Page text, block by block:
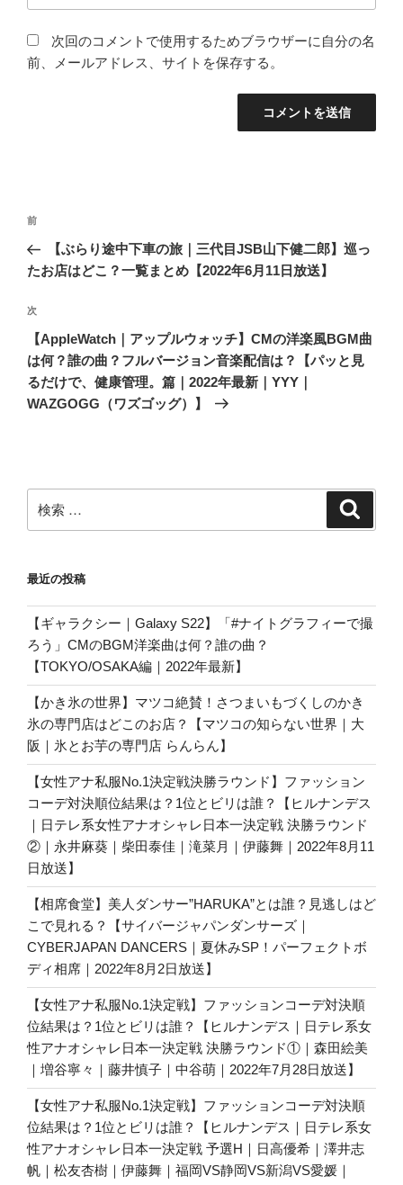
次回のコメントで使用するためブラウザーに自分の名
前、メールアドレス、サイトを保存する。
投
ナ
ゲ
ー
シ
ョ
ン
過
去
の
稿
前
【ぶらり途中下車の旅｜三代目JSB山下健二郎】巡っ
たお店はどこ？一覧まとめ【2022年6月11日放送】
次
の
投
稿
次
【AppleWatch｜アップルウォッチ】CMの洋楽風BGM曲
は何？誰の曲？フルバージョン音楽配信は？【パッと見
るだけで、健康管理。篇｜2022年最新｜YYY｜
WAZGOGG（ワズゴッグ）】
索:
最近の投稿
【ギャラクシー｜Galaxy S22】「#ナイトグラフィーで撮
ろう」CMのBGM洋楽曲は何？誰の曲？
【TOKYO/OSAKA編｜2022年最新】
【かき氷の世界】マツコ絶賛！さつまいもづくしのかき
氷の専門店はどこのお店？【マツコの知らない世界｜大
阪｜氷とお芋の専門店 らんらん】
【女性アナ私服No.1決定戦決勝ラウンド】ファッション
コーデ対決順位結果は？1位とビリは誰？【ヒルナンデス
｜日テレ系女性アナオシャレ日本一決定戦 決勝ラウンド
②｜永井麻葵｜柴田泰佳｜滝菜月｜伊藤舞｜2022年8月11
日放送】
【相席食堂】美人ダンサー”HARUKA”とは誰？見逃しはど
こで見れる？【サイバージャパンダンサーズ｜
CYBERJAPAN DANCERS｜夏休みSP！パーフェクトボ
ディ相席｜2022年8月2日放送】
【女性アナ私服No.1決定戦】ファッションコーデ対決順
位結果は？1位とビリは誰？【ヒルナンデス｜日テレ系女
性アナオシャレ日本一決定戦 決勝ラウンド①｜森田絵美
｜増谷寧々｜藤井慎子｜中谷萌｜2022年7月28日放送】
【女性アナ私服No.1決定戦】ファッションコーデ対決順
位結果は？1位とビリは誰？【ヒルナンデス｜日テレ系女
性アナオシャレ日本一決定戦 予選H｜日高優希｜澤井志
帆｜松友杏樹｜伊藤舞｜福岡VS静岡VS新潟VS愛媛｜